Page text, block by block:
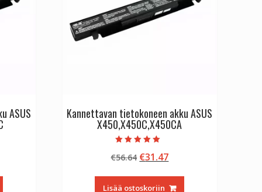
ASUS Kannettavan tietokoneen akku ASUS
X450,X450C,X450CA
tuotteesta:
5.00
€56.64 Alkuperäinen
oli:
€31.47Nykyinen
on:
Lisää ostoskoriin